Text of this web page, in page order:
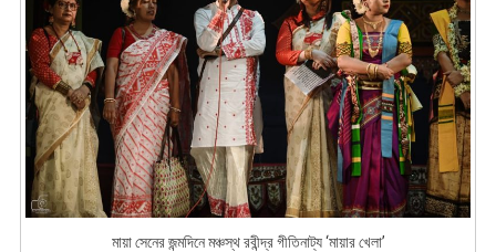
মায়া সেনের জন্মদিনে মঞ্চস্থ রবীন্দ্র গীতিনাট্য ‘মায়ার খেলা’